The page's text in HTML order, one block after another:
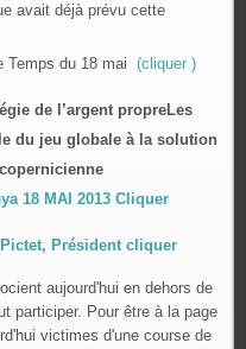
avait déjà prévu cette
Temps du 18 mai (cliquer )
de l’argent propreLes
du jeu globale à la solution
18 MAI 2013 Cliquer
Président cliquer
aujourd'hui en dehors de
participer. Pour être à la page
victimes d'une course de